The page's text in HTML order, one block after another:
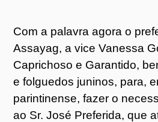
Com a palavra agora o
Assayag, a vice Vanessa
Caprichoso e Garantido,
e folguedos juninos, para,
parintinense, fazer o
ao Sr. José Preferida, que